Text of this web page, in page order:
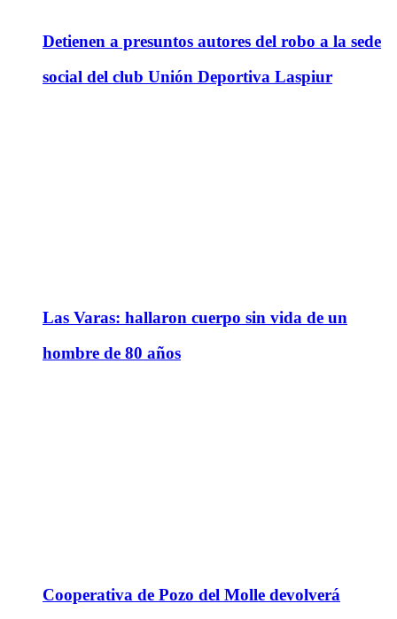
Detienen a presuntos autores del robo a la sede
social del club Unión Deportiva Laspiur
Las Varas: hallaron cuerpo sin vida de un
hombre de 80 años
Cooperativa de Pozo del Molle devolverá